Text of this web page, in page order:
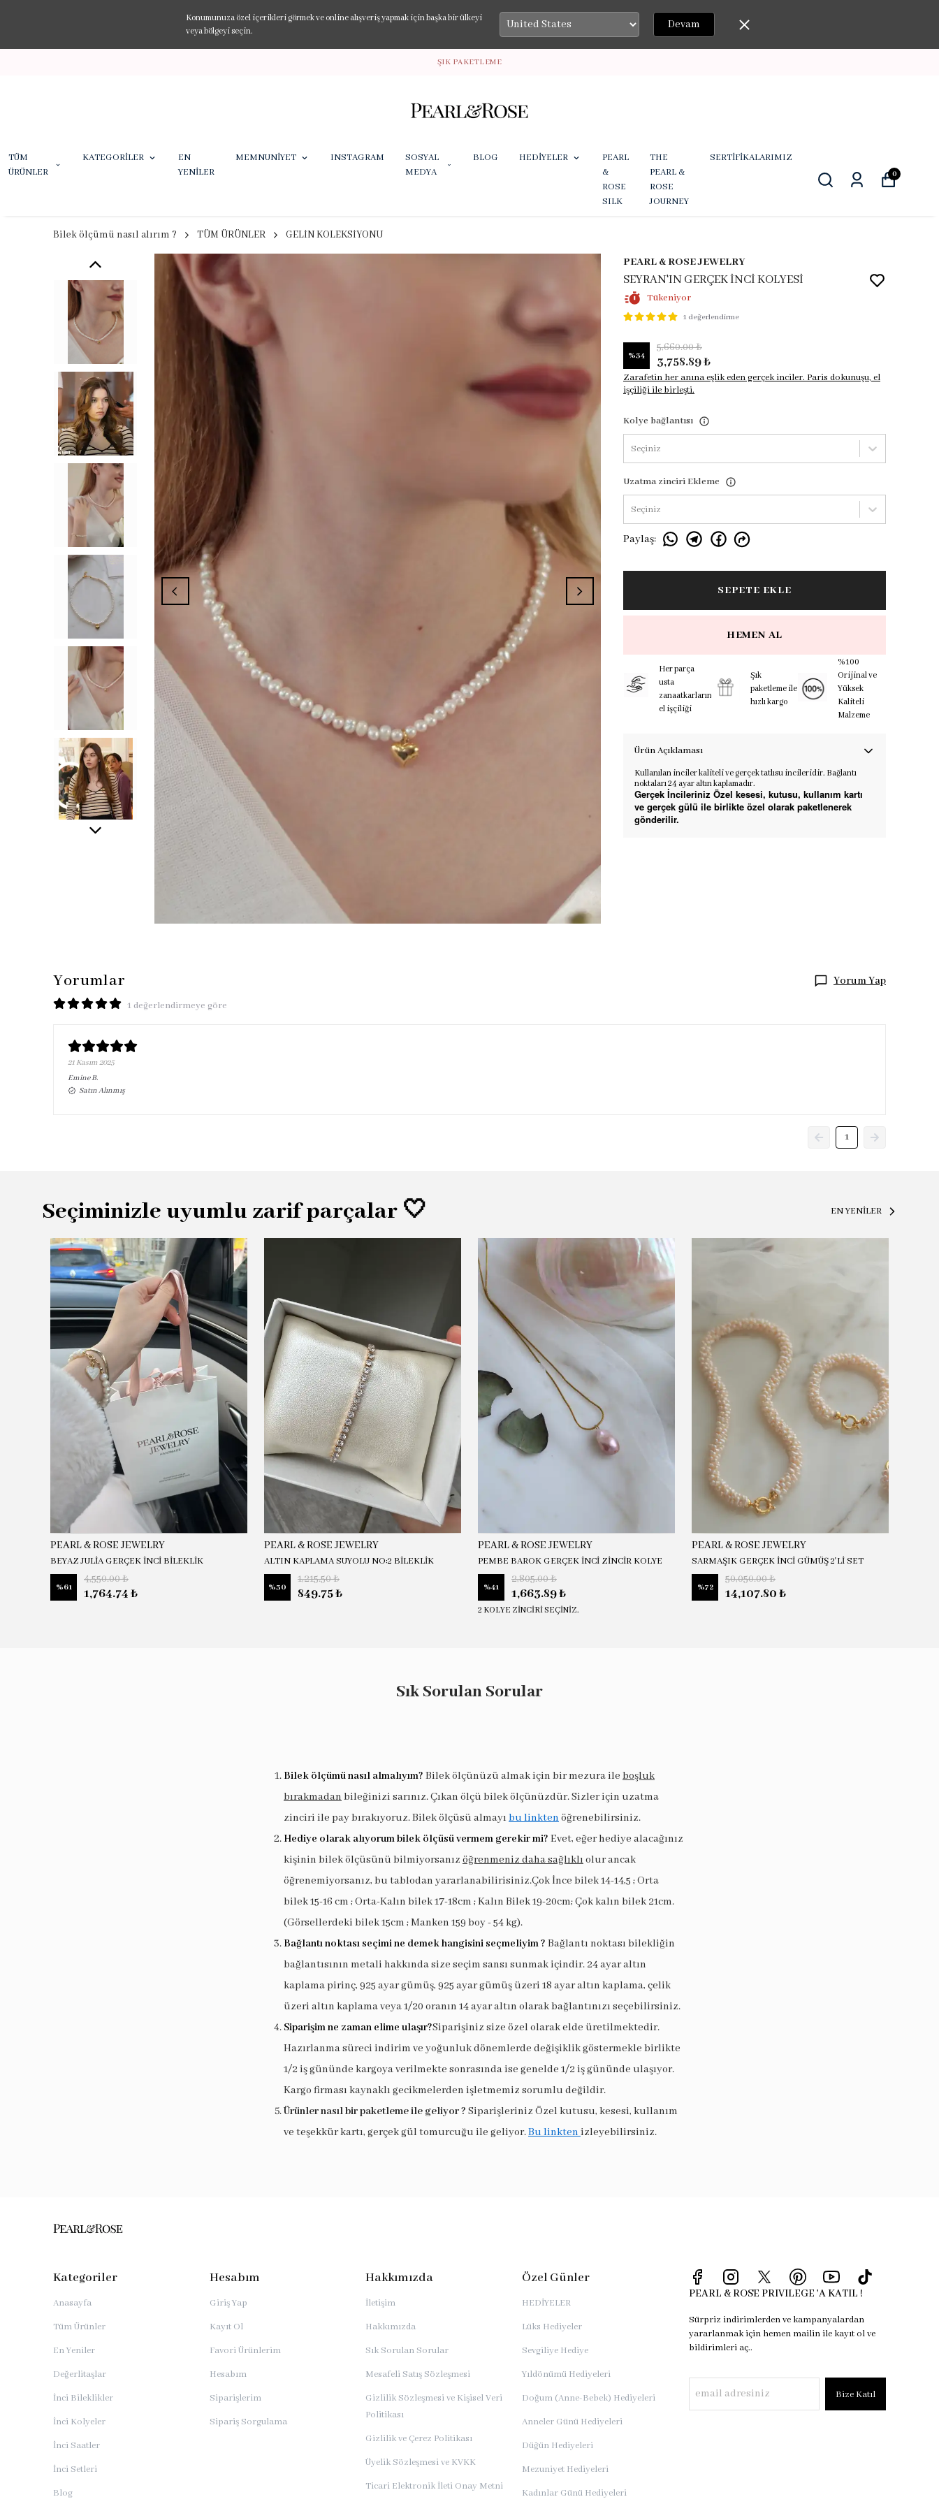
Konumunuza özel içerikleri görmek ve online alışveriş yapmak için başka bir ülkeyi
veya bölgeyi seçin.
Devam
ŞIK PAKETLEME
TÜM
ÜRÜNLER
KATEGORİLER
EN
YENİLER
MEMNUNİYET INSTAGRAM
SOSYAL
MEDYA
BLOG HEDİYELER
PEARL
&
ROSE
SILK
THE
PEARL &
ROSE
JOURNEY
SERTİFİKALARIMIZ
0
Bilek ölçümü nasıl alırım ? TÜM ÜRÜNLER GELİN KOLEKSİYONU
PEARL & ROSE JEWELRY
SEYRAN'IN GERÇEK İNCİ KOLYESİ
Tükeniyor
1 değerlendirme
%34
5,660.00 ₺
3,758.89 ₺
Zarafetin her anına eşlik eden gerçek inciler. Paris dokunuşu, el
işçiliği ile birleşti.
Kolye bağlantısı
Seçiniz
Uzatma zinciri Ekleme
Seçiniz
Paylaş:
SEPETE EKLE
HEMEN AL
Her parça
usta
zanaatkarların
el işçiliği
Şık
paketleme ile
hızlı kargo
%100
Orijinal ve
Yüksek
Kaliteli
Malzeme
Ürün Açıklaması
Kullanılan inciler kaliteli ve gerçek tatlısu incileridir. Bağlantı
noktaları 24 ayar altın kaplamadır.
Gerçek İncileriniz Özel kesesi, kutusu, kullanım kartı
ve gerçek gülü ile birlikte özel olarak paketlenerek
gönderilir.
Yorumlar Yorum Yap
1 değerlendirmeye göre
21 Kasım 2025
EmineB.
Satın Alınmış
1
Seçiminizle uyumlu zarif parçalar 🤍 EN YENİLER
PEARL & ROSE JEWELRY
BEYAZ JULİA GERÇEK İNCİ BİLEKLİK
%61
4,550.00 ₺
1,764.74 ₺
PEARL & ROSE JEWELRY
ALTIN KAPLAMA SUYOLU NO:2 BİLEKLİK
%30
1,215.50 ₺
849.75 ₺
PEARL & ROSE JEWELRY
PEMBE BAROK GERÇEK İNCİ ZİNCİR KOLYE
%41
2,805.00 ₺
1,663.89 ₺
2 KOLYE ZİNCİRİ SEÇİNİZ.
PEARL & ROSE JEWELRY
SARMAŞIK GERÇEK İNCİ GÜMÜŞ 2'Lİ SET
%72
50,050.00 ₺
14,107.80 ₺
Sık Sorulan Sorular
Bilek ölçümü nasıl almalıyım? Bilek ölçünüzü almak için bir mezura ile boşluk
bırakmadan bileğinizi sarınız. Çıkan ölçü bilek ölçünüzdür. Sizler için uzatma
zinciri ile pay bırakıyoruz. Bilek ölçüsü almayı bu linkten öğrenebilirsiniz.
Hediye olarak alıyorum bilek ölçüsü vermem gerekir mi? Evet, eğer hediye alacağınız
kişinin bilek ölçüsünü bilmiyorsanız öğrenmeniz daha sağlıklı olur ancak
öğrenemiyorsanız, bu tablodan yararlanabilirisiniz.Çok İnce bilek 14-14,5 ; Orta
bilek 15-16 cm ; Orta-Kalın bilek 17-18cm ; Kalın Bilek 19-20cm; Çok kalın bilek 21cm.
(Görsellerdeki bilek 15cm ; Manken 159 boy - 54 kg).
Bağlantı noktası seçimi ne demek hangisini seçmeliyim ? Bağlantı noktası bilekliğin
bağlantısının metali hakkında size seçim sansı sunmak içindir. 24 ayar altın
kaplama pirinç, 925 ayar gümüş, 925 ayar gümüş üzeri 18 ayar altın kaplama, çelik
üzeri altın kaplama veya 1/20 oranın 14 ayar altın olarak bağlantınızı seçebilirsiniz.
Siparişim ne zaman elime ulaşır?Siparişiniz size özel olarak elde üretilmektedir.
Hazırlanma süreci indirim ve yoğunluk dönemlerde değişiklik göstermekle birlikte
1/2 iş gününde kargoya verilmekte sonrasında ise genelde 1/2 iş gününde ulaşıyor.
Kargo firması kaynaklı gecikmelerden işletmemiz sorumlu değildir.
Ürünler nasıl bir paketleme ile geliyor ? Siparişleriniz Özel kutusu, kesesi, kullanım
ve teşekkür kartı, gerçek gül tomurcuğu ile geliyor.Bu linkten izleyebilirsiniz.
Kategoriler
Anasayfa
Tüm Ürünler
En Yeniler
Değerlitaşlar
İnci Bileklikler
İnci Kolyeler
İnci Saatler
İnci Setleri
Blog
Hesabım
Giriş Yap
Kayıt Ol
Favori Ürünlerim
Hesabım
Siparişlerim
Sipariş Sorgulama
Hakkımızda
İletişim
Hakkımızda
Sık Sorulan Sorular
Mesafeli Satış Sözleşmesi
Gizlilik Sözleşmesi ve Kişisel Veri
Politikası
Gizlilik ve Çerez Politikası
Üyelik Sözleşmesi ve KVKK
Ticari Elektronik İleti Onay Metni
Özel Günler
HEDİYELER
Lüks Hediyeler
Sevgiliye Hediye
Yıldönümü Hediyeleri
Doğum (Anne-Bebek) Hediyeleri
Anneler Günü Hediyeleri
Düğün Hediyeleri
Mezuniyet Hediyeleri
Kadınlar Günü Hediyeleri
PEARL & ROSE PRIVILEGE 'A KATIL !
Sürpriz indirimlerden ve kampanyalardan
yararlanmak için hemen mailin ile kayıt ol ve
bildirimleri aç..
Bize Katıl